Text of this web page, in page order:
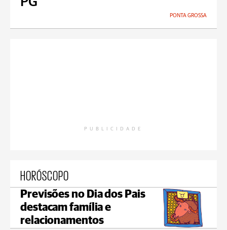
PONTA GROSSA
PUBLICIDADE
HORÓSCOPO
Previsões no Dia dos Pais
destacam família e
relacionamentos